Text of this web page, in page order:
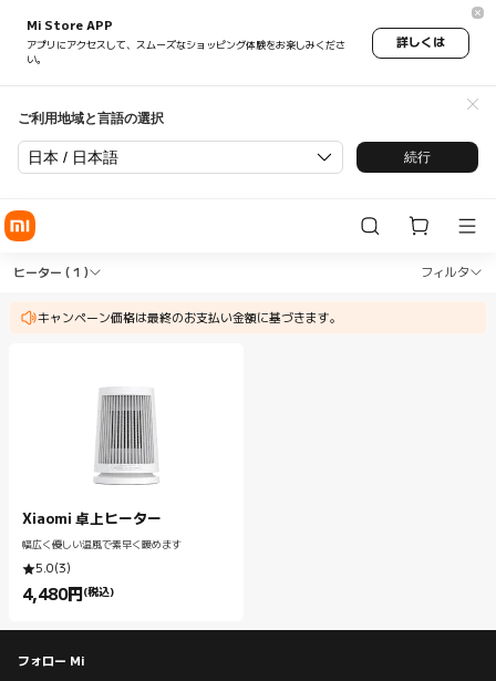
Mi Store APP
アプリにアクセスして、スムーズなショッピング体験をお楽しみくださ
い。
詳しくは
ご利用地域と言語の選択
日本 / 日本語 続行
Shop 空調・季節家電 ヒーター
ヒーター ( 1 ) フィルタ
キャンペーン価格は最終のお支払い金額に基づきます。
Shop 空調・季節家電 ヒーター in Xiaomi
Xiaomi 卓上ヒーター
幅広く優しい温風で素早く暖めます
5.0(3)
4,480円 (税込)
Current Price 円4480.00
フォロー Mi